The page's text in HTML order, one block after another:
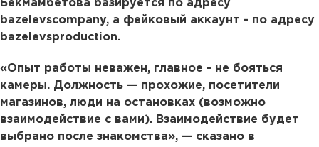
Бекмамбетова базируется по адресу
bazelevscompany, а фейковый аккаунт - по адресу
bazelevsproduction.
«Опыт работы неважен, главное - не бояться
камеры. Должность — прохожие, посетители
магазинов, люди на остановках (возможно
взаимодействие с вами). Взаимодействие будет
выбрано после знакомства», — сказано в